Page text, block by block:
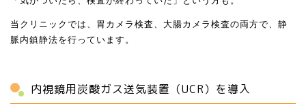
当クリニックでは、胃カメラ検査、大腸カメラ検査の両方で、静
脈内鎮静法を行っています。
内視鏡用炭酸ガス送気装置（UCR）を導入